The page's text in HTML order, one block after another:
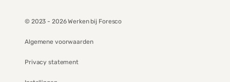
© 2023 - 2026 Werken bij Foresco
Algemene voorwaarden
Privacy statement